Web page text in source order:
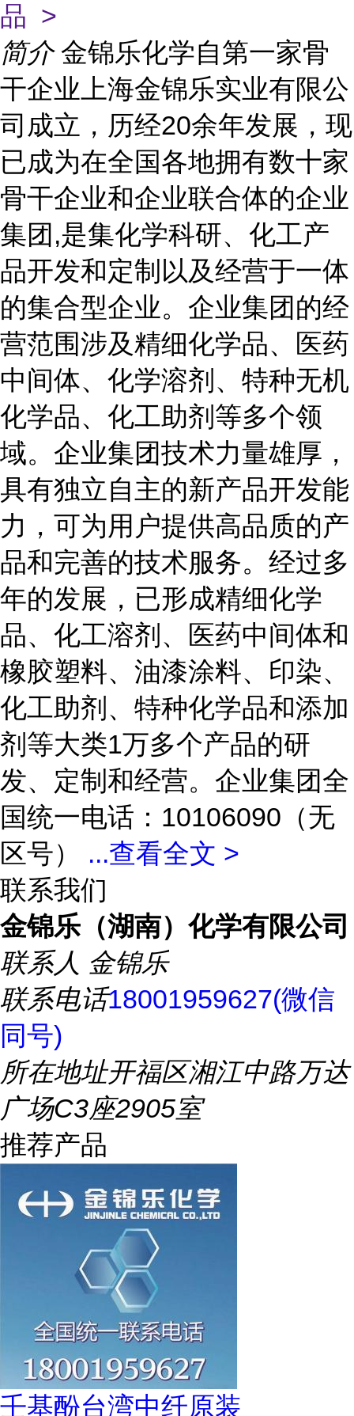
品 >
简介 金锦乐化学自第一家骨
干企业上海金锦乐实业有限公
司成立，历经20余年发展，现
已成为在全国各地拥有数十家
骨干企业和企业联合体的企业
集团,是集化学科研、化工产
品开发和定制以及经营于一体
的集合型企业。企业集团的经
营范围涉及精细化学品、医药
中间体、化学溶剂、特种无机
化学品、化工助剂等多个领
域。企业集团技术力量雄厚，
具有独立自主的新产品开发能
力，可为用户提供高品质的产
品和完善的技术服务。经过多
年的发展，已形成精细化学
品、化工溶剂、医药中间体和
橡胶塑料、油漆涂料、印染、
化工助剂、特种化学品和添加
剂等大类1万多个产品的研
发、定制和经营。企业集团全
国统一电话：10106090（无
区号） ...查看全文 >
联系我们
金锦乐（湖南）化学有限公司
联系人 金锦乐
联系电话18001959627(微信
同号)
所在地址开福区湘江中路万达
广场C3座2905室
推荐产品
壬基酚台湾中纤原装